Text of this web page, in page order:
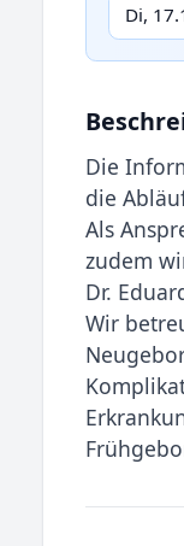
Di,
Die
die
Als
zudem
Dr.
Wir